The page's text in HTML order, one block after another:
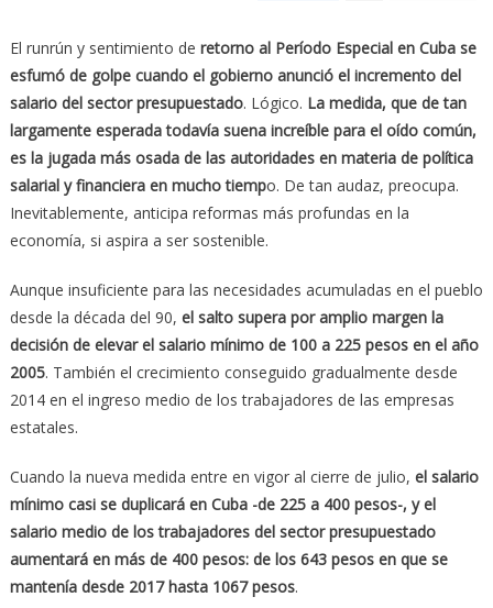
El runrún y sentimiento de retorno al Período Especial en Cuba se
esfumó de golpe cuando el gobierno anunció el incremento del
salario del sector presupuestado. Lógico. La medida, que de tan
largamente esperada todavía suena increíble para el oído común,
es la jugada más osada de las autoridades en materia de política
salarial y financiera en mucho tiempo. De tan audaz, preocupa.
Inevitablemente, anticipa reformas más profundas en la
economía, si aspira a ser sostenible.
Aunque insuficiente para las necesidades acumuladas en el pueblo
desde la década del 90, el salto supera por amplio margen la
decisión de elevar el salario mínimo de 100 a 225 pesos en el año
2005. También el crecimiento conseguido gradualmente desde
2014 en el ingreso medio de los trabajadores de las empresas
estatales.
Cuando la nueva medida entre en vigor al cierre de julio, el salario
mínimo casi se duplicará en Cuba -de 225 a 400 pesos-, y el
salario medio de los trabajadores del sector presupuestado
aumentará en más de 400 pesos: de los 643 pesos en que se
mantenía desde 2017 hasta 1067 pesos.